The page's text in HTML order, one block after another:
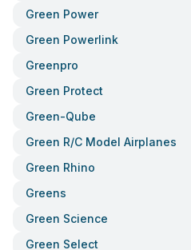
Green Power
Green Powerlink
Greenpro
Green Protect
Green-Qube
Green R/c Model Airplanes
Green Rhino
Greens
Green Science
Green Select